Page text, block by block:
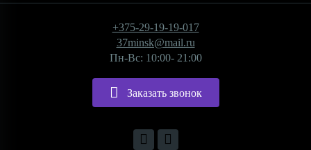
+375-29-19-19-017
37minsk@mail.ru
Пн-Вс: 10:00- 21:00
Заказать звонок